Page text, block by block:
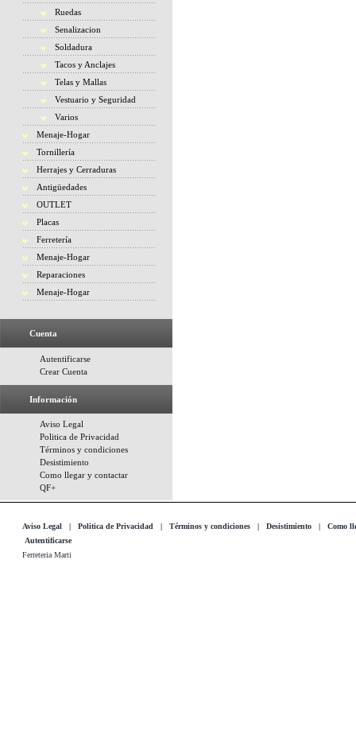
Ruedas
Senalizacion
Soldadura
Tacos y Anclajes
Telas y Mallas
Vestuario y Seguridad
Varios
Menaje-Hogar
Tornillería
Herrajes y Cerraduras
Antigüedades
OUTLET
Placas
Ferretería
Menaje-Hogar
Reparaciones
Menaje-Hogar
Cuenta
Autentificarse
Crear Cuenta
Información
Aviso Legal
Politica de Privacidad
Términos y condiciones
Desistimiento
Como llegar y contactar
QF+
Aviso Legal | Politica de Privacidad | Términos y condiciones | Desistimiento | Como
Autentificarse
Ferreteria Marti